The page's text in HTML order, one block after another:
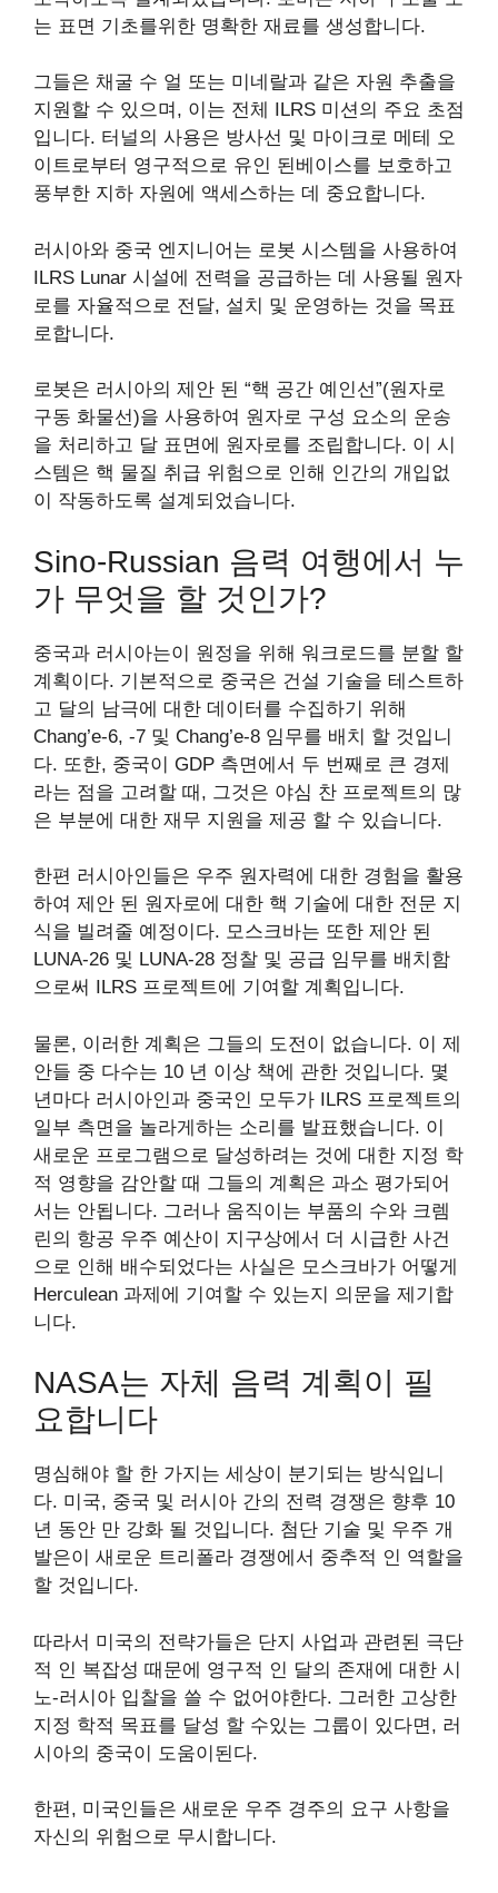
는 표면 기초를위한 명확한 재료를 생성합니다.
그들은 채굴 수 얼 또는 미네랄과 같은 자원 추출을
지원할 수 있으며, 이는 전체 ILRS 미션의 주요 초점
입니다. 터널의 사용은 방사선 및 마이크로 메테 오
이트로부터 영구적으로 유인 된베이스를 보호하고
풍부한 지하 자원에 액세스하는 데 중요합니다.
러시아와 중국 엔지니어는 로봇 시스템을 사용하여
ILRS Lunar 시설에 전력을 공급하는 데 사용될 원자
로를 자율적으로 전달, 설치 및 운영하는 것을 목표
로합니다.
로봇은 러시아의 제안 된 “핵 공간 예인선”(원자로
구동 화물선)을 사용하여 원자로 구성 요소의 운송
을 처리하고 달 표면에 원자로를 조립합니다. 이 시
스템은 핵 물질 취급 위험으로 인해 인간의 개입없
이 작동하도록 설계되었습니다.
Sino-Russian 음력 여행에서 누
가 무엇을 할 것인가?
중국과 러시아는이 원정을 위해 워크로드를 분할 할
계획이다. 기본적으로 중국은 건설 기술을 테스트하
고 달의 남극에 대한 데이터를 수집하기 위해
Chang’e-6, -7 및 Chang’e-8 임무를 배치 할 것입니
다. 또한, 중국이 GDP 측면에서 두 번째로 큰 경제
라는 점을 고려할 때, 그것은 야심 찬 프로젝트의 많
은 부분에 대한 재무 지원을 제공 할 수 있습니다.
한편 러시아인들은 우주 원자력에 대한 경험을 활용
하여 제안 된 원자로에 대한 핵 기술에 대한 전문 지
식을 빌려줄 예정이다. 모스크바는 또한 제안 된
LUNA-26 및 LUNA-28 정찰 및 공급 임무를 배치함
으로써 ILRS 프로젝트에 기여할 계획입니다.
물론, 이러한 계획은 그들의 도전이 없습니다. 이 제
안들 중 다수는 10 년 이상 책에 관한 것입니다. 몇
년마다 러시아인과 중국인 모두가 ILRS 프로젝트의
일부 측면을 놀라게하는 소리를 발표했습니다. 이
새로운 프로그램으로 달성하려는 것에 대한 지정 학
적 영향을 감안할 때 그들의 계획은 과소 평가되어
서는 안됩니다. 그러나 움직이는 부품의 수와 크렘
린의 항공 우주 예산이 지구상에서 더 시급한 사건
으로 인해 배수되었다는 사실은 모스크바가 어떻게
Herculean 과제에 기여할 수 있는지 의문을 제기합
니다.
NASA는 자체 음력 계획이 필
요합니다
명심해야 할 한 가지는 세상이 분기되는 방식입니
다. 미국, 중국 및 러시아 간의 전력 경쟁은 향후 10
년 동안 만 강화 될 것입니다. 첨단 기술 및 우주 개
발은이 새로운 트리폴라 경쟁에서 중추적 인 역할을
할 것입니다.
따라서 미국의 전략가들은 단지 사업과 관련된 극단
적 인 복잡성 때문에 영구적 인 달의 존재에 대한 시
노-러시아 입찰을 쓸 수 없어야한다. 그러한 고상한
지정 학적 목표를 달성 할 수있는 그룹이 있다면, 러
시아의 중국이 도움이된다.
한편, 미국인들은 새로운 우주 경주의 요구 사항을
자신의 위험으로 무시합니다.